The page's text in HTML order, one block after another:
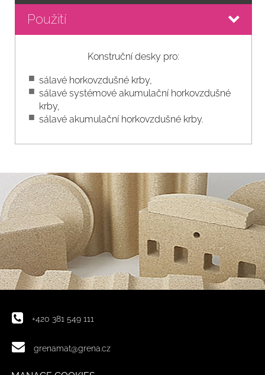
Použití
Konstruční desky pro:
sálavé horkovzdušné krby,
sálavé systémové akumulační horkovzdušné
krby,
sálavé akumulační horkovzdušné krby.
+420 381 549 111
grenamat@grena.cz